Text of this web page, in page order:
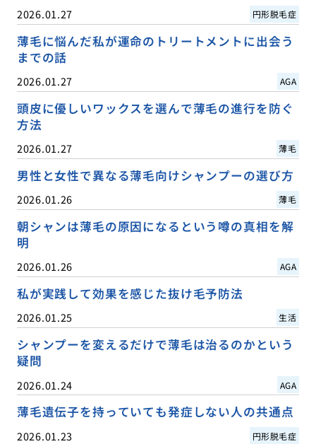
2026.01.27 円形脱毛症
薄毛に悩んだ私が運命のトリートメントに出会う
までの話
2026.01.27 AGA
頭皮に優しいワックスを選んで薄毛の進行を防ぐ
方法
2026.01.27 薄毛
男性と女性で異なる薄毛向けシャンプーの選び方
2026.01.26 薄毛
朝シャンは薄毛の原因になるという噂の真相を解
明
2026.01.26 AGA
私が実践して効果を感じた抜け毛予防法
2026.01.25 生活
シャンプーを変えるだけで薄毛は治るのかという
疑問
2026.01.24 AGA
薄毛遺伝子を持っていても発症しない人の共通点
2026.01.23 円形脱毛症